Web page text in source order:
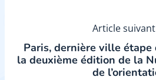
Article suivant
Paris, dernière ville étape
la deuxième édition de la
de